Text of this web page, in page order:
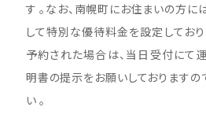
す。なお、南幌町にお住まいの方に
して特別な優待料金を設定してお
予約された場合は、当日受付にて
明書の提示をお願いしておりますの
い。